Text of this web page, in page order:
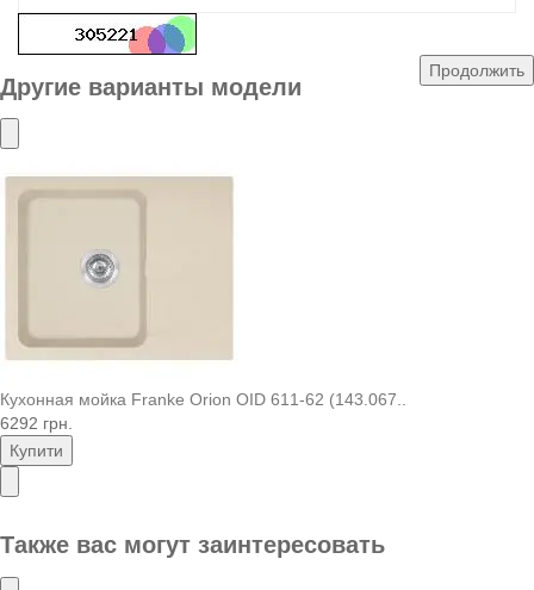
Продолжить
Другие варианты модели
Кухонная мойка Franke Orion OID 611-62 (143.067..
6292 грн.
Купити
Также вас могут заинтересовать